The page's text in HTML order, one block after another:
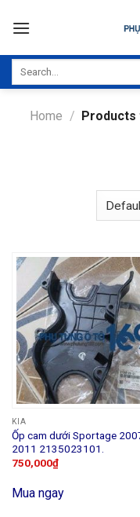
Home / Products
KIA
Ốp cam dưới Sportage
2011 2135023101.
750,000₫
Mua ngay